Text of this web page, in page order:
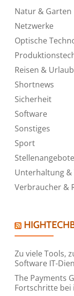
Natur & Garten
Netzwerke
Optische
Reisen & Urlaub
Shortnews
Sicherheit
Software
Sonstiges
Sport
Stellenangebote
Unterhaltung &
Verbraucher &
Zu viele Tools,
Software IT-
The Payments
Fortschritte bei